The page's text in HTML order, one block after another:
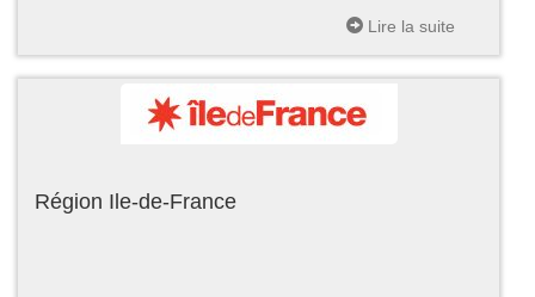
Lire la suite
Région Ile-de-France